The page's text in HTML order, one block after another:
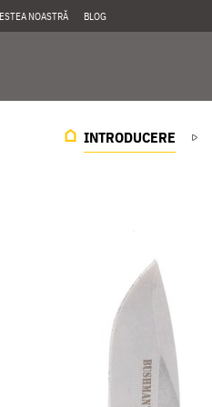
NOASTRĂ BLOG
INTRODUCERE